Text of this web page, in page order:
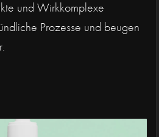
und Wirkkomplexe
Prozesse und beugen